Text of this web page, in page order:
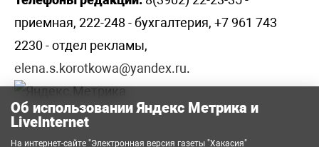
приемная, 222-248 - бухгалтерия, +7 961 743
2230 - отдел рекламы,
elena.s.korotkowa@yandex.ru.
Об использовании Яндекс Метрика и
LiveInternet
На интернет-сайте "Электронная версия газеты "Хакасия"